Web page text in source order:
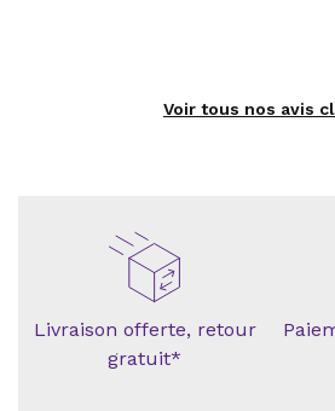
Voir tous nos avis
Livraison offerte, retour
gratuit*